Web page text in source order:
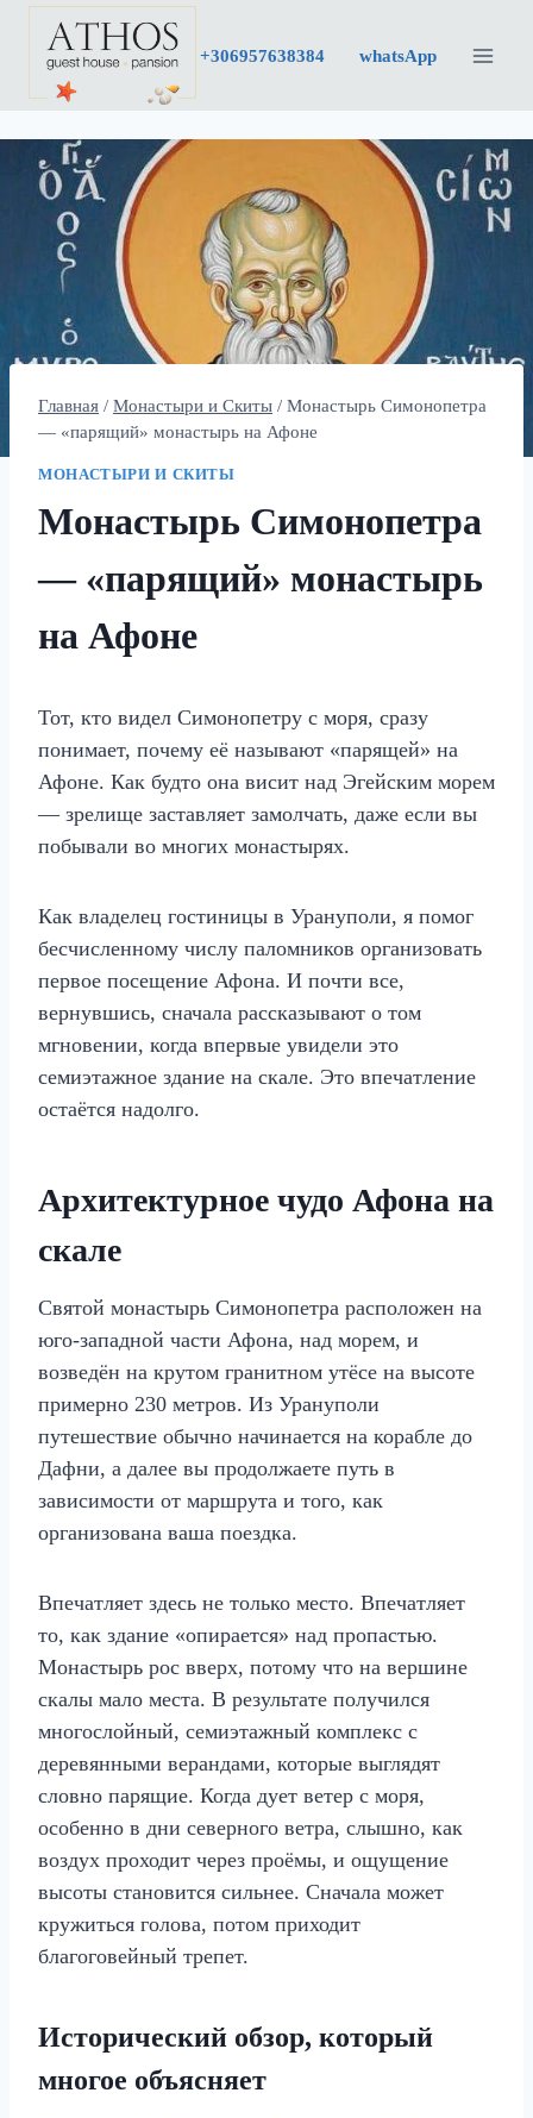
Перейти
содержимому
+306957638384 whatsApp
Главная / Монастыри и Скиты / Монастырь Симонопетра
— «парящий» монастырь на Афоне
МОНАСТЫРИ И СКИТЫ
Монастырь Симонопетра
— «парящий» монастырь
на Афоне
Тот, кто видел Симонопетру с моря, сразу
понимает, почему её называют «парящей» на
Афоне. Как будто она висит над Эгейским морем
— зрелище заставляет замолчать, даже если вы
побывали во многих монастырях.
Как владелец гостиницы в Урануполи, я помог
бесчисленному числу паломников организовать
первое посещение Афона. И почти все,
вернувшись, сначала рассказывают о том
мгновении, когда впервые увидели это
семиэтажное здание на скале. Это впечатление
остаётся надолго.
Архитектурное чудо Афона на
скале
Святой монастырь Симонопетра расположен на
юго‑западной части Афона, над морем, и
возведён на крутом гранитном утёсе на высоте
примерно 230 метров. Из Урануполи
путешествие обычно начинается на корабле до
Дафни, а далее вы продолжаете путь в
зависимости от маршрута и того, как
организована ваша поездка.
Впечатляет здесь не только место. Впечатляет
то, как здание «опирается» над пропастью.
Монастырь рос вверх, потому что на вершине
скалы мало места. В результате получился
многослойный, семиэтажный комплекс с
деревянными верандами, которые выглядят
словно парящие. Когда дует ветер с моря,
особенно в дни северного ветра, слышно, как
воздух проходит через проёмы, и ощущение
высоты становится сильнее. Сначала может
кружиться голова, потом приходит
благоговейный трепет.
Исторический обзор, который
многое объясняет